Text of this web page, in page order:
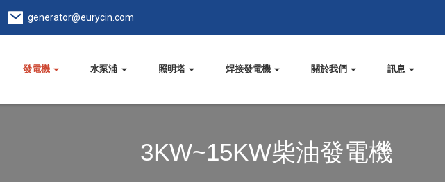
generator@eurycin.com
發電機 水泵浦 照明塔 焊接發電機 關於我們 訊息
3KW~15KW柴油發電機